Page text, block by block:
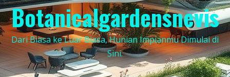
Botanicalgardensnevis
Dari Biasa ke Luar Biasa, Hunian Impianmu Dimulai di
Sini.